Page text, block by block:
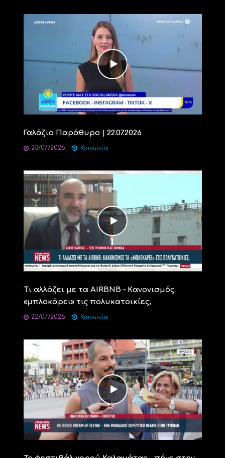
Γαλάζιο Παράθυρο | 22.07.2026
23/07/2026 Κοινωνία
Τι αλλάζει με τα AIRBNB – Kανονισμός
«μπλοκάρει» τις πολυκατοικίες;
22/07/2026 Κοινωνία